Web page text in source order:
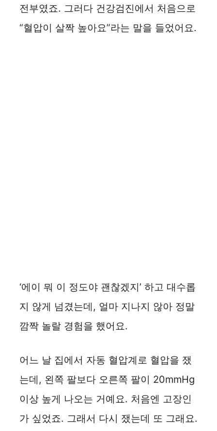
전부였죠. 그러다 건강검진에서 처음으로
“혈압이 살짝 높아요”라는 말을 들었어요.
‘에이 뭐 이 정도야 괜찮겠지’ 하고 대수롭
지 않게 넘겼는데, 얼마 지나지 않아 정말
깜짝 놀랄 경험을 했어요.
어느 날 집에서 자동 혈압계로 혈압을 쟀
는데, 왼쪽 팔보다 오른쪽 팔이 20mmHg
이상 높게 나오는 거예요. 처음엔 고장인
가 싶었죠. 그래서 다시 쟀는데 또 그래요.